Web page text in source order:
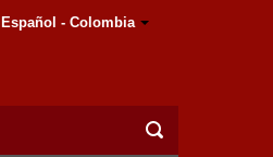
Español - Colombia